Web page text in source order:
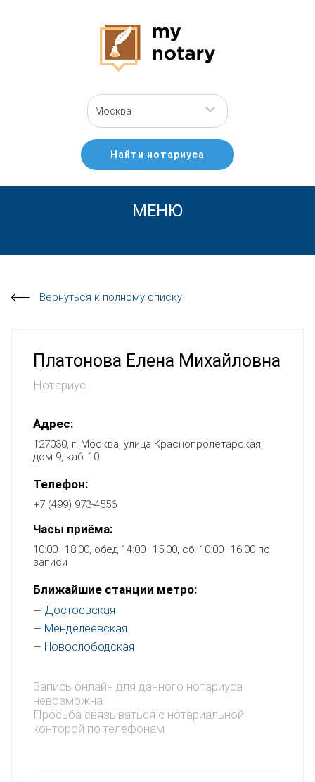
Москва
Найти нотариуса
МЕНЮ
Вернуться к полному списку
Платонова Елена Михайловна
Нотариус
Адрес:
127030, г. Москва, улица Краснопролетарская,
дом 9, каб. 10
Телефон:
+7 (499) 973-4556
Часы приёма:
10:00–18:00, обед 14:00–15:00, сб. 10:00–16:00 по
записи
Ближайшие станции метро:
— Достоевская
— Менделеевская
— Новослободская
Запись онлайн для данного нотариуса
невозможна
Просьба связываться с нотариальной
конторой по телефонам